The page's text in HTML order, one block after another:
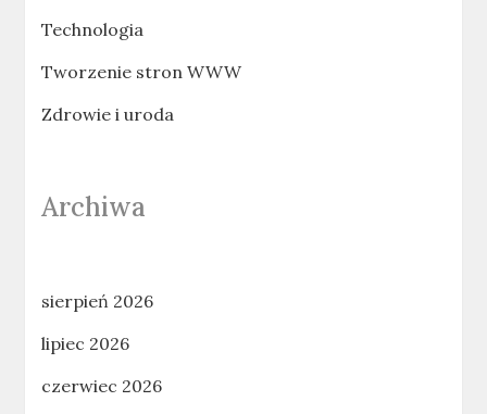
Technologia
Tworzenie stron WWW
Zdrowie i uroda
Archiwa
sierpień 2026
lipiec 2026
czerwiec 2026